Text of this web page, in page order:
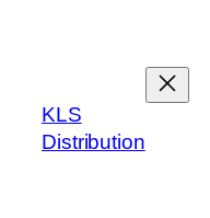
KLS
Distribution